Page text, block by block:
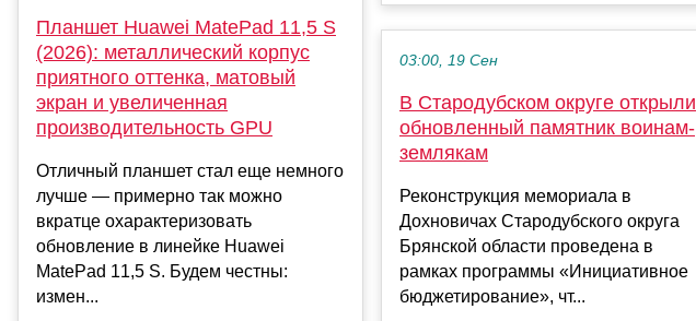
Планшет Huawei MatePad 11,5 S
(2026): металлический корпус
приятного оттенка, матовый
экран и увеличенная
производительность GPU
Отличный планшет стал еще немного
лучше — примерно так можно
вкратце охарактеризовать
обновление в линейке Huawei
MatePad 11,5 S. Будем честны:
измен...
03:00, 19 Сен
В Стародубском округе открыли
обновленный памятник воинам-
землякам
Реконструкция мемориала в
Дохновичах Стародубского округа
Брянской области проведена в
рамках программы «Инициативное
бюджетирование», чт...